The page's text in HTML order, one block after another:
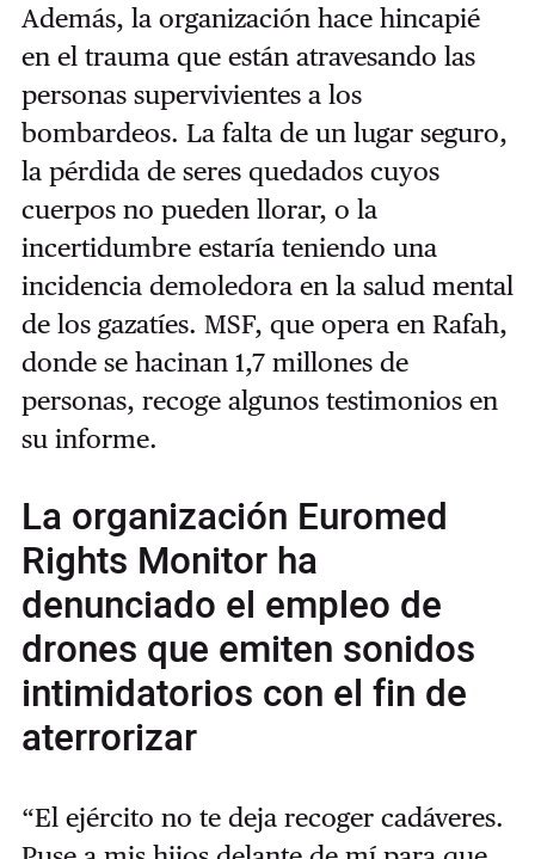
Además, la organización hace hincapié
en el trauma que están atravesando las
personas supervivientes a los
bombardeos. La falta de un lugar seguro,
la pérdida de seres quedados cuyos
cuerpos no pueden llorar, o la
incertidumbre estaría teniendo una
incidencia demoledora en la salud mental
de los gazatíes. MSF, que opera en Rafah,
donde se hacinan 1,7 millones de
personas, recoge algunos testimonios en
su informe.
La organización Euromed
Rights Monitor ha
denunciado el empleo de
drones que emiten sonidos
intimidatorios con el fin de
aterrorizar
“El ejército no te deja recoger cadáveres.